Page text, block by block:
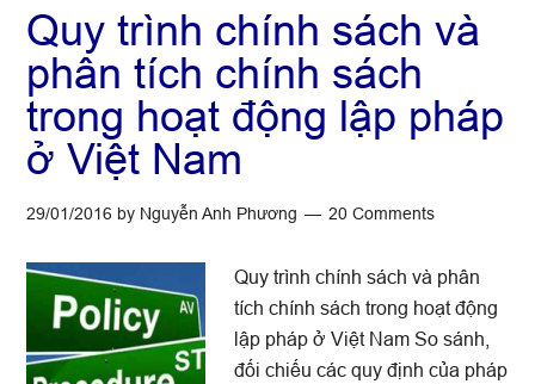
gì?
Quy trình chính sách và
phân tích chính sách
trong hoạt động lập pháp
ở Việt Nam
29/01/2016 by Nguyễn Anh Phương 20 Comments
Quy trình chính sách và phân
tích chính sách trong hoạt động
lập pháp ở Việt Nam So sánh,
đối chiếu các quy định của pháp